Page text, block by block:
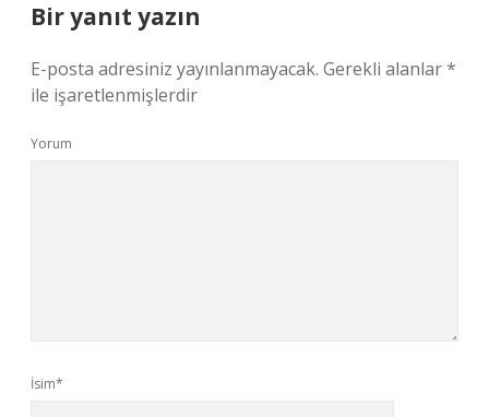
Bir yanıt yazın
E-posta adresiniz yayınlanmayacak. Gerekli alanlar*
ile işaretlenmişlerdir
Yorum
İsim*